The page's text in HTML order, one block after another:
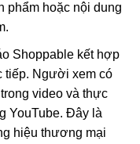
phẩm hoặc nội dung
Shoppable kết hợp
tiếp. Người xem có
video và thực
YouTube. Đây là
hiệu thương mại